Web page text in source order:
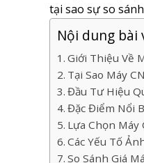
tại sao sự so
Nội dung bài
Giới Thiệu Về
Tại Sao Máy
Đầu Tư Hiệu
Đặc Điểm Nổi
Lựa Chọn Máy
Các Yếu Tố
So Sánh Giá